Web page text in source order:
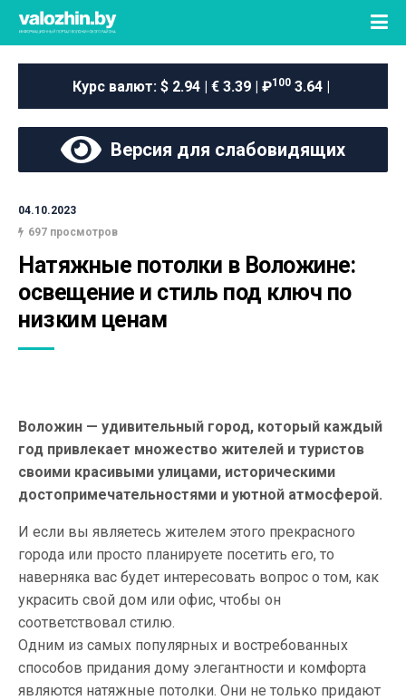
Курс валют: $ 2.94 | € 3.39 | ₽100 3.64 |
Версия для слабовидящих
04.10.2023
697 просмотров
Натяжные потолки в Воложине:
освещение и стиль под ключ по
низким ценам
Воложин — удивительный город, который каждый
год привлекает множество жителей и туристов
своими красивыми улицами, историческими
достопримечательностями и уютной атмосферой.
И если вы являетесь жителем этого прекрасного
города или просто планируете посетить его, то
наверняка вас будет интересовать вопрос о том, как
украсить свой дом или офис, чтобы он
соответствовал стилю.
Одним из самых популярных и востребованных
способов придания дому элегантности и комфорта
являются натяжные потолки. Они не только придают